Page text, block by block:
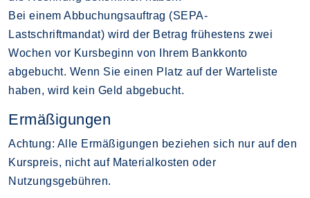
Bei einem Abbuchungsauftrag (SEPA-
Lastschriftmandat) wird der Betrag frühestens zwei
Wochen vor Kursbeginn von Ihrem Bankkonto
abgebucht. Wenn Sie einen Platz auf der Warteliste
haben, wird kein Geld abgebucht.
Ermäßigungen
Achtung: Alle Ermäßigungen beziehen sich nur auf den
Kurspreis, nicht auf Materialkosten oder
Nutzungsgebühren.